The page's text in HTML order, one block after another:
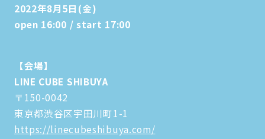
2022年8月5日(金)
open 16:00 / start 17:00
【会場】
LINE CUBE SHIBUYA
〒150-0042
東京都渋谷区宇田川町1-1
https://linecubeshibuya.com/